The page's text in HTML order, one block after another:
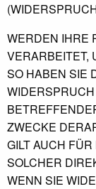
WERDEN IHRE
VERARBEITET,
SO HABEN SIE
ZWECKE
GILT AUCH
SOLCHER
WENN SIE